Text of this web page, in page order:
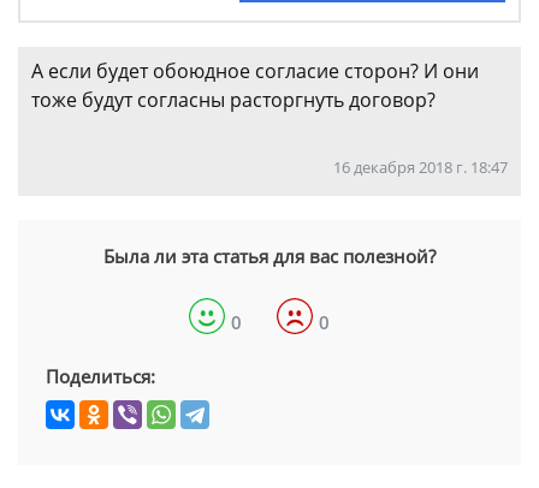
А если будет обоюдное согласие сторон? И они
тоже будут согласны расторгнуть договор?
16 декабря 2018 г. 18:47
Была ли эта статья для вас полезной?
0 0
Поделиться: